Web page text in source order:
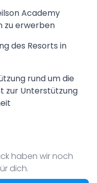
Academy
zu erwerben
des Resorts in
rund um die
zur Unterstützung
haben wir noch
dich.